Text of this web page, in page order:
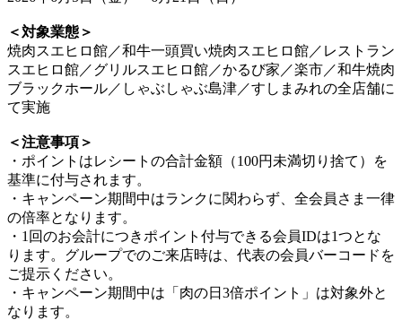
＜対象業態＞
焼肉スエヒロ館／和牛一頭買い焼肉スエヒロ館／レストラン
スエヒロ館／グリルスエヒロ館／かるび家／楽市／和牛焼肉
ブラックホール／しゃぶしゃぶ島津／すしまみれの全店舗に
て実施
＜注意事項＞
・ポイントはレシートの合計金額（100円未満切り捨て）を
基準に付与されます。
・キャンペーン期間中はランクに関わらず、全会員さま一律
の倍率となります。
・1回のお会計につきポイント付与できる会員IDは1つとな
ります。グループでのご来店時は、代表の会員バーコードを
ご提示ください。
・キャンペーン期間中は「肉の日3倍ポイント」は対象外と
なります。